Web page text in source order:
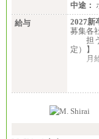
中途：
給与
2027新
募集各
担う
定）】
月給
※入社
す。
い職責